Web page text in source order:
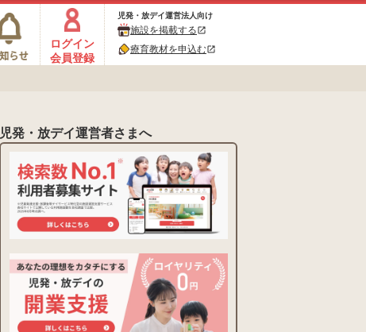
ログイン
会員登録
児発・放デイ運営法人向け
施設を掲載するopen_in_new
療育教材を申込むopen_in_new
児発・放デイ運営者さまへ